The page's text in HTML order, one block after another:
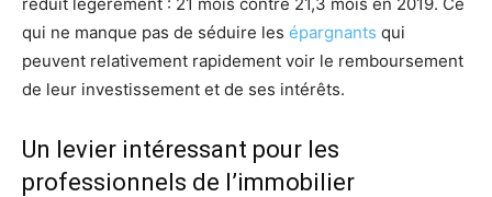
qui ne manque pas de séduire les épargnants qui
peuvent relativement rapidement voir le remboursement
de leur investissement et de ses intérêts.
Un levier intéressant pour les
professionnels de l’immobilier